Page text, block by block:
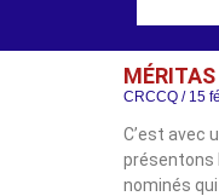
CRCCQ 15
C’est avec
présentons
nominés